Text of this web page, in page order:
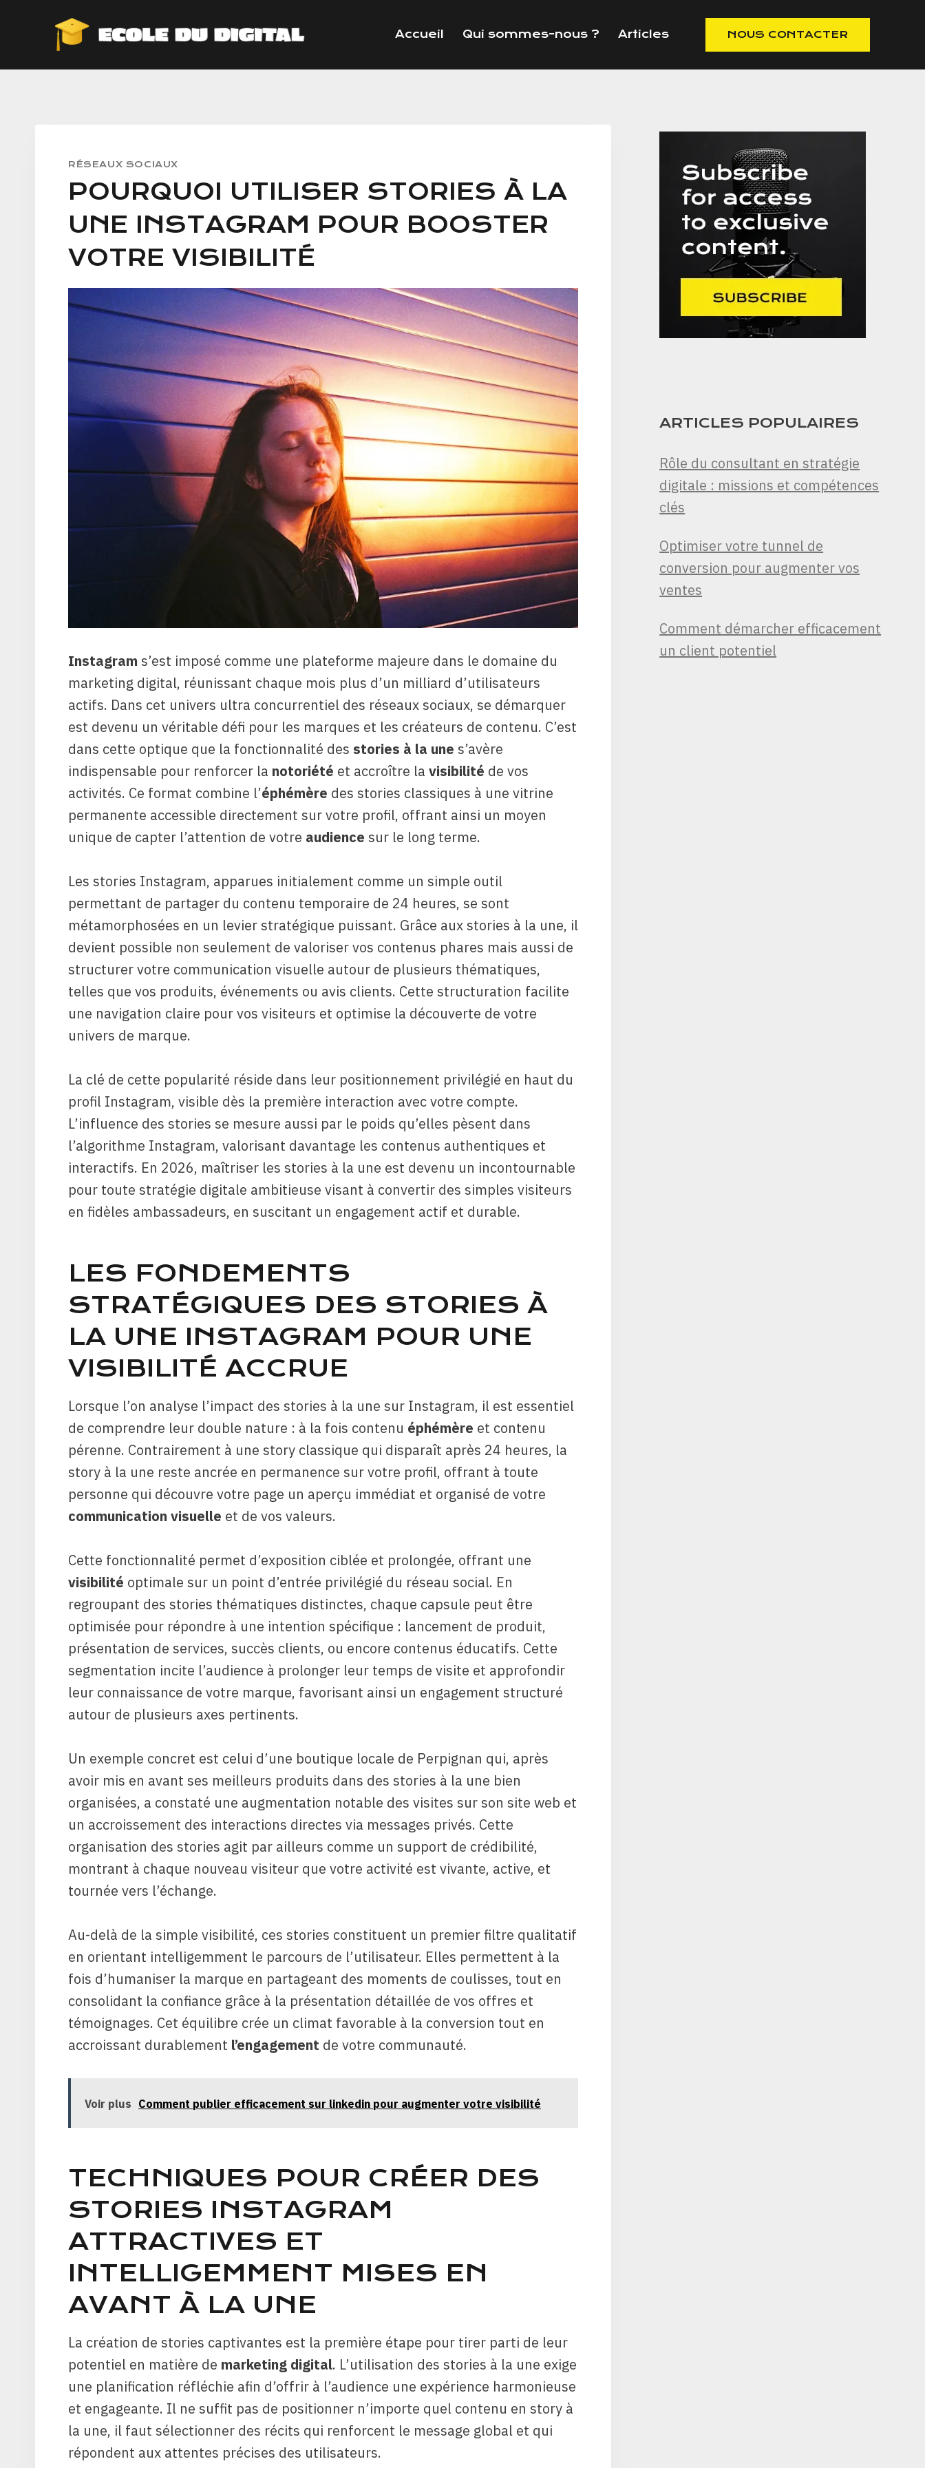
Accueil Qui sommes-nous ? Articles NOUS CONTACTER
RÉSEAUX SOCIAUX
POURQUOI UTILISER STORIES À LA
UNE INSTAGRAM POUR BOOSTER
VOTRE VISIBILITÉ
Instagram s’est imposé comme une plateforme majeure dans le domaine du
marketing digital, réunissant chaque mois plus d’un milliard d’utilisateurs
actifs. Dans cet univers ultra concurrentiel des réseaux sociaux, se démarquer
est devenu un véritable défi pour les marques et les créateurs de contenu. C’est
dans cette optique que la fonctionnalité des stories à la une s’avère
indispensable pour renforcer la notoriété et accroître la visibilité de vos
activités. Ce format combine l’éphémère des stories classiques à une vitrine
permanente accessible directement sur votre profil, offrant ainsi un moyen
unique de capter l’attention de votre audience sur le long terme.
Les stories Instagram, apparues initialement comme un simple outil
permettant de partager du contenu temporaire de 24 heures, se sont
métamorphosées en un levier stratégique puissant. Grâce aux stories à la une, il
devient possible non seulement de valoriser vos contenus phares mais aussi de
structurer votre communication visuelle autour de plusieurs thématiques,
telles que vos produits, événements ou avis clients. Cette structuration facilite
une navigation claire pour vos visiteurs et optimise la découverte de votre
univers de marque.
La clé de cette popularité réside dans leur positionnement privilégié en haut du
profil Instagram, visible dès la première interaction avec votre compte.
L’influence des stories se mesure aussi par le poids qu’elles pèsent dans
l’algorithme Instagram, valorisant davantage les contenus authentiques et
interactifs. En 2026, maîtriser les stories à la une est devenu un incontournable
pour toute stratégie digitale ambitieuse visant à convertir des simples visiteurs
en fidèles ambassadeurs, en suscitant un engagement actif et durable.
LES FONDEMENTS
STRATÉGIQUES DES STORIES À
LA UNE INSTAGRAM POUR UNE
VISIBILITÉ ACCRUE
Lorsque l’on analyse l’impact des stories à la une sur Instagram, il est essentiel
de comprendre leur double nature : à la fois contenu éphémère et contenu
pérenne. Contrairement à une story classique qui disparaît après 24 heures, la
story à la une reste ancrée en permanence sur votre profil, offrant à toute
personne qui découvre votre page un aperçu immédiat et organisé de votre
communication visuelle et de vos valeurs.
Cette fonctionnalité permet d’exposition ciblée et prolongée, offrant une
visibilité optimale sur un point d’entrée privilégié du réseau social. En
regroupant des stories thématiques distinctes, chaque capsule peut être
optimisée pour répondre à une intention spécifique : lancement de produit,
présentation de services, succès clients, ou encore contenus éducatifs. Cette
segmentation incite l’audience à prolonger leur temps de visite et approfondir
leur connaissance de votre marque, favorisant ainsi un engagement structuré
autour de plusieurs axes pertinents.
Un exemple concret est celui d’une boutique locale de Perpignan qui, après
avoir mis en avant ses meilleurs produits dans des stories à la une bien
organisées, a constaté une augmentation notable des visites sur son site web et
un accroissement des interactions directes via messages privés. Cette
organisation des stories agit par ailleurs comme un support de crédibilité,
montrant à chaque nouveau visiteur que votre activité est vivante, active, et
tournée vers l’échange.
Au-delà de la simple visibilité, ces stories constituent un premier filtre qualitatif
en orientant intelligemment le parcours de l’utilisateur. Elles permettent à la
fois d’humaniser la marque en partageant des moments de coulisses, tout en
consolidant la confiance grâce à la présentation détaillée de vos offres et
témoignages. Cet équilibre crée un climat favorable à la conversion tout en
accroissant durablement l’engagement de votre communauté.
Voir plus Comment publier efficacement sur linkedin pour augmenter votre visibilité
TECHNIQUES POUR CRÉER DES
STORIES INSTAGRAM
ATTRACTIVES ET
INTELLIGEMMENT MISES EN
AVANT À LA UNE
La création de stories captivantes est la première étape pour tirer parti de leur
potentiel en matière de marketing digital. L’utilisation des stories à la une exige
une planification réfléchie afin d’offrir à l’audience une expérience harmonieuse
et engageante. Il ne suffit pas de positionner n’importe quel contenu en story à
la une, il faut sélectionner des récits qui renforcent le message global et qui
répondent aux attentes précises des utilisateurs.
ARTICLES POPULAIRES
Rôle du consultant en stratégie
digitale : missions et compétences
clés
Optimiser votre tunnel de
conversion pour augmenter vos
ventes
Comment démarcher efficacement
un client potentiel